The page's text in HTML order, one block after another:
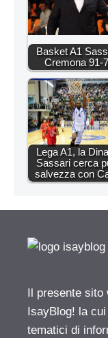
Basket A1
Cremona 91-
Lega A1, la
Sassari cerca
salvezza con
Il presente sito
IsayBlog! la
tematici di